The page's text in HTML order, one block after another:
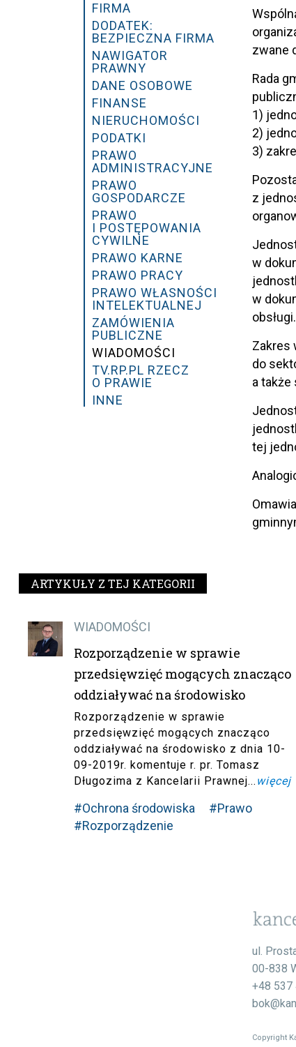
zwane
Rada
1)
2)
3)
z
w
w
obsługi.
Zakres
do
a
tej
FIRMA
DODATEK:
BEZPIECZNA FIRMA
NAWIGATOR
PRAWNY
DANE OSOBOWE
FINANSE
NIERUCHOMOŚCI
PODATKI
PRAWO
ADMINISTRACYJNE
PRAWO
GOSPODARCZE
PRAWO
I POSTĘPOWANIA
CYWILNE
PRAWO KARNE
PRAWO PRACY
PRAWO WŁASNOŚCI
INTELEKTUALNEJ
ZAMÓWIENIA
PUBLICZNE
WIADOMOŚCI
TV.RP.PL RZECZ
O PRAWIE
INNE
ARTYKUŁY Z TEJ KATEGORII
WIADOMOŚCI
Rozporządzenie w sprawie
przedsięwzięć mogących znacząco
oddziaływać na środowisko
Rozporządzenie w sprawie
przedsięwzięć mogących znacząco
oddziaływać na środowisko z dnia 10-
09-2019r. komentuje r. pr. Tomasz
Długozima z Kancelarii Prawnej... więcej
#Ochrona środowiska
#Prawo
#Rozporządzenie
ul.
00-838
+48 537
Copyright